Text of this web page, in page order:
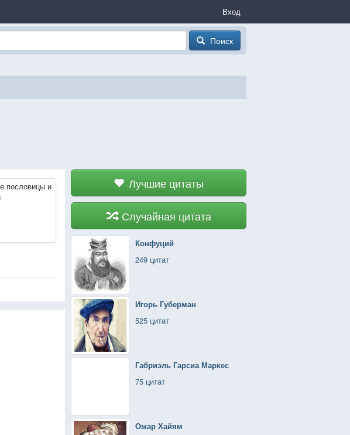
Вход
Поиск
Лучшие цитаты
Случайная цитата
Конфуций
249 цитат
Игорь Губерман
525 цитат
Габриэль Гарсиа Маркес
75 цитат
Омар Хайям